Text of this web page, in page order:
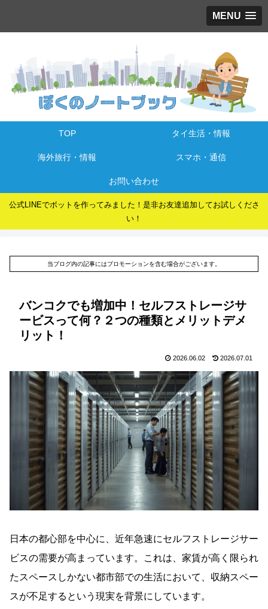
MENU
TOP タイ生活・情報
海外旅行・情報 スマホ・通信
お問い合わせ
公式LINEでボットを作ってみました！是非お友達追加してお試しくださ
い！
当ブログ内の記事にはプロモーションを含む場合がございます。
バンコクでも増加中！セルフストレージサ
ービスって何？２つの種類とメリットデメ
リット！
2026.06.02 2026.07.01
日本の都心部を中心に、近年急速にセルフストレージサー
ビスの需要が高まっています。これは、家賃が高く限られ
たスペースしかない都市部での生活において、収納スペー
スが不足するという現実を背景にしています。